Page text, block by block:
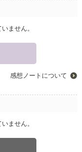
ません。
感想ノートについて
ません。